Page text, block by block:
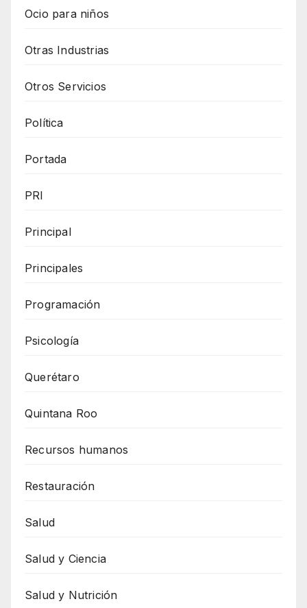
Ocio para niños
Otras Industrias
Otros Servicios
Política
Portada
PRI
Principal
Principales
Programación
Psicología
Querétaro
Quintana Roo
Recursos humanos
Restauración
Salud
Salud y Ciencia
Salud y Nutrición